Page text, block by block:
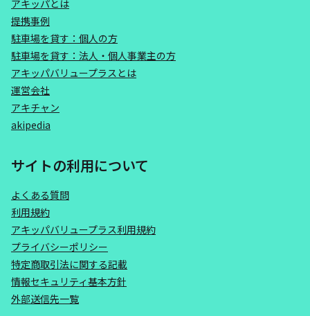
アキッパとは
提携事例
駐車場を貸す：個人の方
駐車場を貸す：法人・個人事業主の方
アキッパバリュープラスとは
運営会社
アキチャン
akipedia
サイトの利用について
よくある質問
利用規約
アキッパバリュープラス利用規約
プライバシーポリシー
特定商取引法に関する記載
情報セキュリティ基本方針
外部送信先一覧